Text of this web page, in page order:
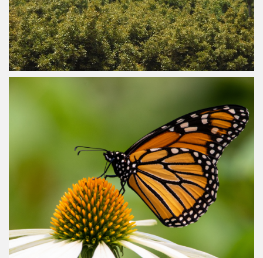
16 febrero, 2024
Disminuyó la superficie ocupada por
las colonias de Mariposas Monarcas
en 2024. ¿Qué está pasando?